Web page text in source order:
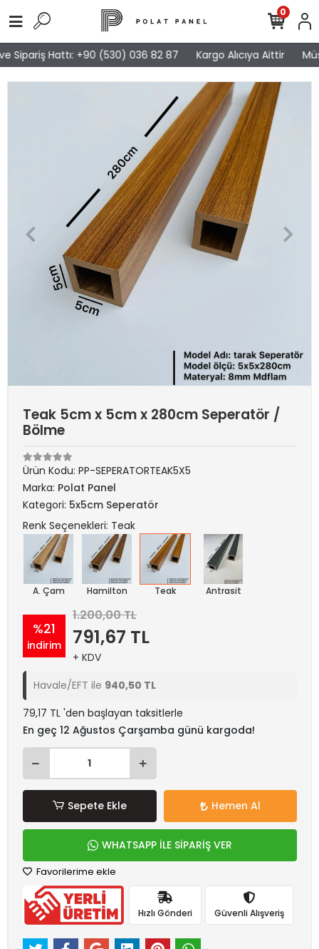
Sipariş Hattı: +90 (530) 036 82 87 Kargo Alıcıya Aittir
0
Teak 5cm x 5cm x 280cm Seperatör /
Bölme
Ürün Kodu: PP-SEPERATORTEAK5X5
Marka: Polat Panel
Kategori: 5x5cm Seperatör
Renk Seçenekleri: Teak
A. Çam Hamilton Teak Antrasit
%21
indirim
1.200,00 TL
791,67 TL
+ KDV
Havale/EFT ile 940,50 TL
79,17 TL 'den başlayan taksitlerle
En geç 12 Ağustos Çarşamba günü kargoda!
Sepete Ekle Hemen Al
WHATSAPP İLE SİPARİŞ VER
Favorilerime ekle
Hızlı Gönderi Güvenli Alışveriş